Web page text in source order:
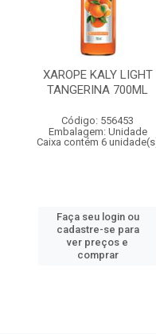
XAROPE KALY LIGHT
TANGERINA 700ML
Código: 556453
Embalagem: Unidade
Caixa contém 6
Faça seu login ou
cadastre-se para
ver preços e
comprar